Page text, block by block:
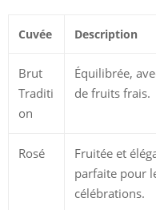
Cuvée Description
Brut
Traditi
on
Équilibrée,
de fruits frais.
Rosé
Fruitée et
parfaite pour
célébrations.